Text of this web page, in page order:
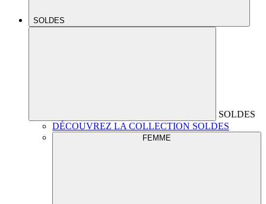
SOLDES
SOLDES
DÉCOUVREZ LA COLLECTION SOLDES
FEMME